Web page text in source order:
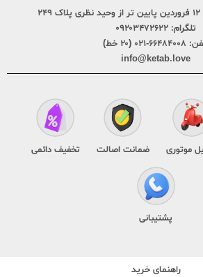
تلگرام: ۰۹۲۰۳۴۷۲۶۲۲
۶۶۴۸۴۰۰۸-۰۲۱ (۲۰ خط)
info@ketab.love
موتوری ضمانت اصالت تخفیف دائمی
پشتیبانی
راهنمای خرید